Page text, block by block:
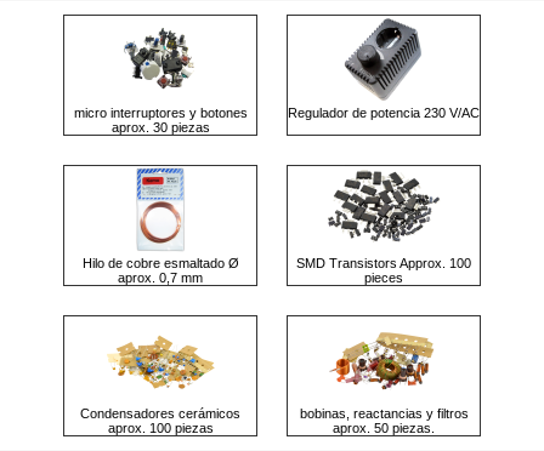
micro interruptores y botones
aprox. 30 piezas
Regulador de potencia 230 V/AC
Hilo de cobre esmaltado Ø
aprox. 0,7 mm
SMD Transistors Approx. 100
pieces
Condensadores cerámicos
aprox. 100 piezas
bobinas, reactancias y filtros
aprox. 50 piezas.